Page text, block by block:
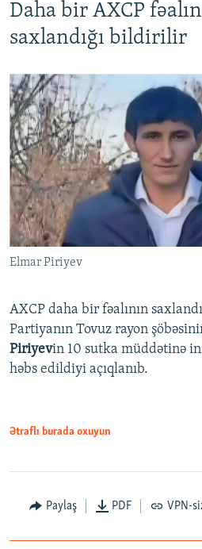
Daha bir AXCP
saxlandığı bildirilir
Elmar Piriyev
AXCP daha bir fəalının
Partiyanın Tovuz rayon
Piriyevin 10 sutka müddətinə
həbs edildiyi açıqlanıb.
Ətraflı burada oxuyun
Paylaş PDF VPN-